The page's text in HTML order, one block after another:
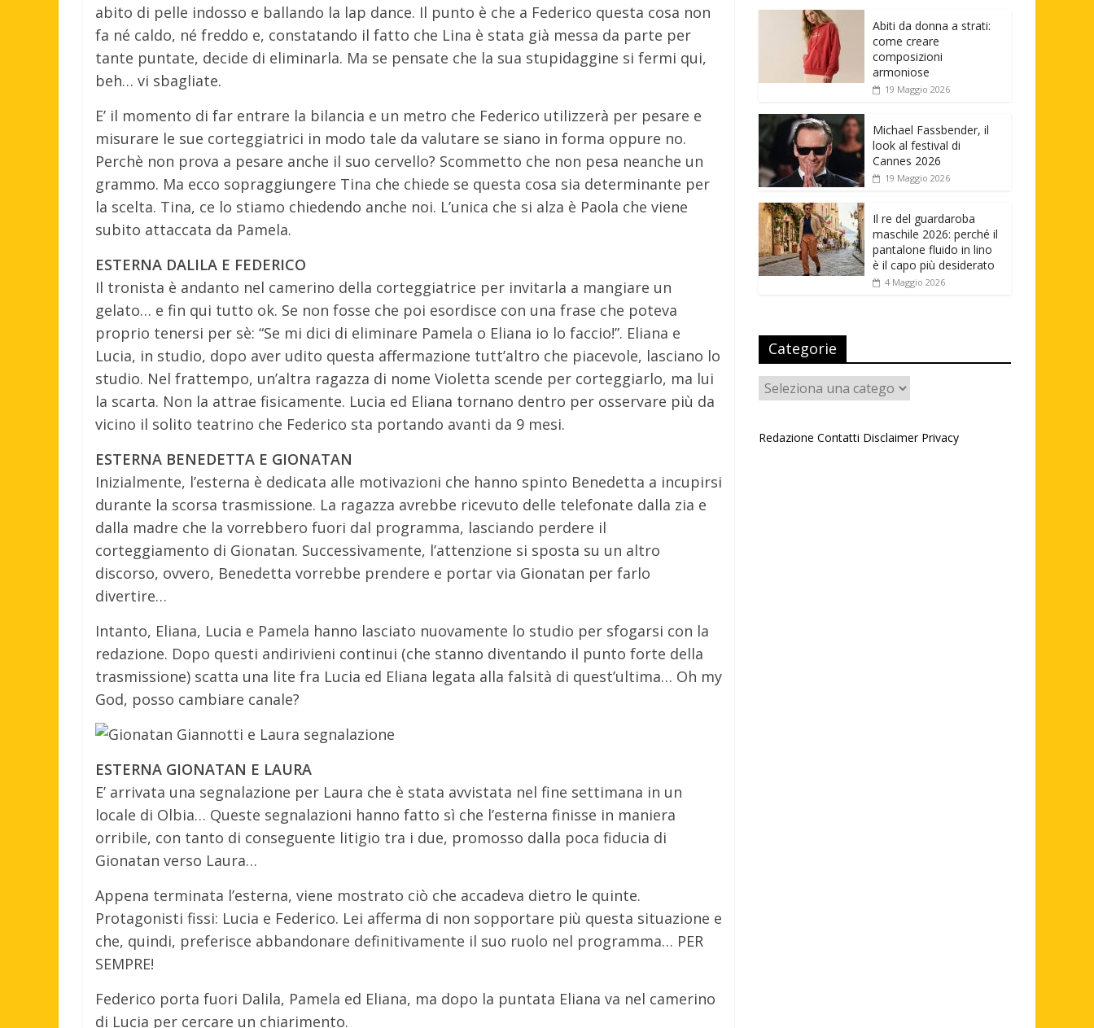
abito di pelle indosso e ballando la lap dance. Il punto è che a Federico questa cosa non
fa né caldo, né freddo e, constatando il fatto che Lina è stata già messa da parte per
tante puntate, decide di eliminarla. Ma se pensate che la sua stupidaggine si fermi qui,
beh… vi sbagliate.
E’ il momento di far entrare la bilancia e un metro che Federico utilizzerà per pesare e
misurare le sue corteggiatrici in modo tale da valutare se siano in forma oppure no.
Perchè non prova a pesare anche il suo cervello? Scommetto che non pesa neanche un
grammo. Ma ecco sopraggiungere Tina che chiede se questa cosa sia determinante per
la scelta. Tina, ce lo stiamo chiedendo anche noi. L’unica che si alza è Paola che viene
subito attaccata da Pamela.
ESTERNA DALILA E FEDERICO
Il tronista è andanto nel camerino della corteggiatrice per invitarla a mangiare un
gelato… e fin qui tutto ok. Se non fosse che poi esordisce con una frase che poteva
proprio tenersi per sè: “Se mi dici di eliminare Pamela o Eliana io lo faccio!”. Eliana e
Lucia, in studio, dopo aver udito questa affermazione tutt’altro che piacevole, lasciano lo
studio. Nel frattempo, un’altra ragazza di nome Violetta scende per corteggiarlo, ma lui
la scarta. Non la attrae fisicamente. Lucia ed Eliana tornano dentro per osservare più da
vicino il solito teatrino che Federico sta portando avanti da 9 mesi.
ESTERNA BENEDETTA E GIONATAN
Inizialmente, l’esterna è dedicata alle motivazioni che hanno spinto Benedetta a incupirsi
durante la scorsa trasmissione. La ragazza avrebbe ricevuto delle telefonate dalla zia e
dalla madre che la vorrebbero fuori dal programma, lasciando perdere il
corteggiamento di Gionatan. Successivamente, l’attenzione si sposta su un altro
discorso, ovvero, Benedetta vorrebbe prendere e portar via Gionatan per farlo
divertire…
Intanto, Eliana, Lucia e Pamela hanno lasciato nuovamente lo studio per sfogarsi con la
redazione. Dopo questi andirivieni continui (che stanno diventando il punto forte della
trasmissione) scatta una lite fra Lucia ed Eliana legata alla falsità di quest’ultima… Oh my
God, posso cambiare canale?
ESTERNA GIONATAN E LAURA
E’ arrivata una segnalazione per Laura che è stata avvistata nel fine settimana in un
locale di Olbia… Queste segnalazioni hanno fatto sì che l’esterna finisse in maniera
orribile, con tanto di conseguente litigio tra i due, promosso dalla poca fiducia di
Gionatan verso Laura…
Appena terminata l’esterna, viene mostrato ciò che accadeva dietro le quinte.
Protagonisti fissi: Lucia e Federico. Lei afferma di non sopportare più questa situazione e
che, quindi, preferisce abbandonare definitivamente il suo ruolo nel programma… PER
SEMPRE!
Federico porta fuori Dalila, Pamela ed Eliana, ma dopo la puntata Eliana va nel camerino
di Lucia per cercare un chiarimento.
Abiti da donna a strati:
come creare
composizioni
armoniose
19 Maggio 2026
Michael Fassbender, il
look al festival di
Cannes 2026
19 Maggio 2026
Il re del guardaroba
maschile 2026: perché il
pantalone fluido in lino
è il capo più desiderato
4 Maggio 2026
Categorie
Categorie
Redazione Contatti Disclaimer Privacy